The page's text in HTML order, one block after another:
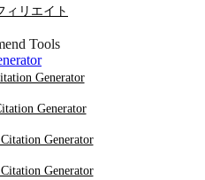
ィリエイト
Tools
Generator
Generator
Generator
Generator